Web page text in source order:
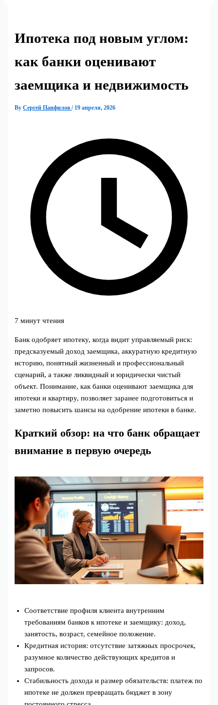
Ипотека под новым углом:
как банки оценивают
заемщика и недвижимость
ByСергей Панфилов/ 19 апреля, 2026
7 минут чтения
Банк одобряет ипотеку, когда видит управляемый риск:
предсказуемый доход заемщика, аккуратную кредитную
историю, понятный жизненный и профессиональный
сценарий, а также ликвидный и юридически чистый
объект. Понимание, как банки оценивают заемщика для
ипотеки и квартиру, позволяет заранее подготовиться и
заметно повысить шансы на одобрение ипотеки в банке.
Краткий обзор: на что банк обращает
внимание в первую очередь
Соответствие профиля клиента внутренним
требованиям банков к ипотеке и заемщику: доход,
занятость, возраст, семейное положение.
Кредитная история: отсутствие затяжных просрочек,
разумное количество действующих кредитов и
запросов.
Стабильность дохода и размер обязательств: платеж по
ипотеке не должен превращать бюджет в зону